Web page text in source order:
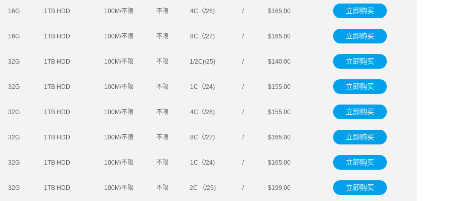
16G 1TB HDD 100M/不限 不限 4C（/26) / $165.00 立即购买
16G 1TB HDD 100M/不限 不限 8C（/27) / $165.00 立即购买
32G 1TB HDD 100M/不限 不限 1/2C(/25) / $140.00 立即购买
32G 1TB HDD 100M/不限 不限 1C（/24) / $155.00 立即购买
32G 1TB HDD 100M/不限 不限 4C（/26) / $155.00 立即购买
32G 1TB HDD 100M/不限 不限 8C（/27) / $165.00 立即购买
32G 1TB HDD 100M/不限 不限 1C（/24) / $165.00 立即购买
32G 1TB HDD 100M/不限 不限 2C （/25) / $199.00 立即购买